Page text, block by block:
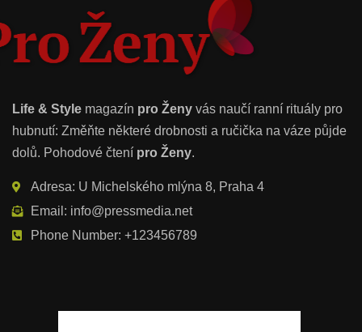
Life & Style magazín pro Ženy vás naučí ranní rituály pro
hubnutí: Změňte některé drobnosti a ručička na váze půjde
dolů. Pohodové čtení pro Ženy.
Adresa: U Michelského mlýna 8, Praha 4
Email: info@pressmedia.net
Phone Number: +123456789